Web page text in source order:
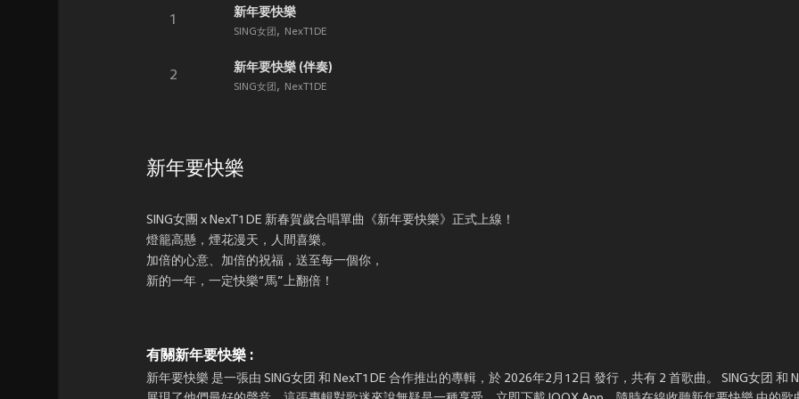
1
新年要快樂
SING女团 NexT1DE
2
新年要快樂 (伴奏)
SING女团 NexT1DE
新年要快樂
SING女團 x NexT1DE 新春賀歲合唱單曲《新年要快樂》正式上線！
燈籠高懸，煙花漫天，人間喜樂。
加倍的心意、加倍的祝福，送至每一個你，
新的一年，一定快樂“馬”上翻倍！
有關新年要快樂 :
新年要快樂 是一張由 SING女团 和 NexT1DE 合作推出的專輯，於 2026年2月12日 發行，共有 2 首歌曲。 SING女团 和